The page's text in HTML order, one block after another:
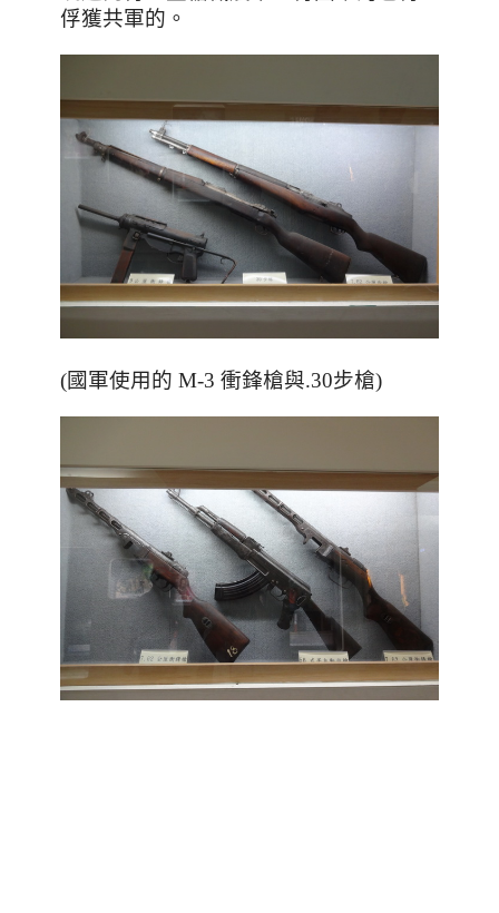
俘獲共軍的。
(國軍使用的 M-3 衝鋒槍與.30步槍)